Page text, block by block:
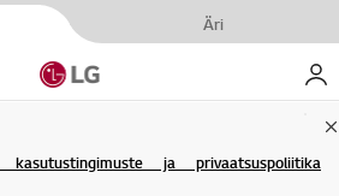
Äri
ja privaatsuspoliitika